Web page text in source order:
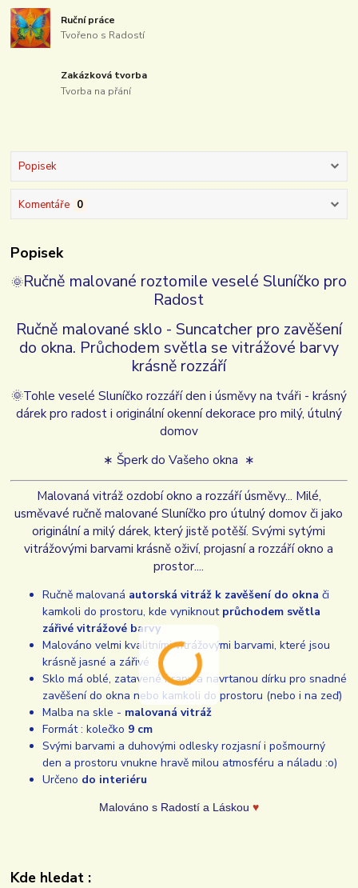
Ruční práce
Tvořeno s Radostí
Zakázková tvorba
Tvorba na přání
Popisek
Komentáře 0
Popisek
🌞Ručně malované roztomile veselé Sluníčko pro
Radost
Ručně malované sklo - Suncatcher pro zavěšení
do okna. Průchodem světla se vitrážové barvy
krásně rozzáří
🌞Tohle veselé Sluníčko rozzáří den i úsměvy na tváři - krásný
dárek pro radost i originální okenní dekorace pro milý, útulný
domov
∗ Šperk do Vašeho okna ∗
Malovaná vitráž ozdobí okno a rozzáří úsměvy... Milé,
usměvavé ručně malované Sluníčko pro útulný domov či jako
originální a milý dárek, který jistě potěší. Svými sytými
vitrážovými barvami krásně oživí, projasní a rozzáří okno a
prostor....
Ručně malovaná autorská vitráž k zavěšení do okna či
kamkoli do prostoru, kde vyniknoutprůchodem světla
zářivé vitrážové barvy
Malováno velmi kvalitními vitrážovými barvami, které jsou
krásně jasné a zářivé
Sklo má oblé, zatavené hrany a navrtanou dírku pro snadné
zavěšení do okna nebo kamkoli do prostoru (nebo i na zeď)
Malba na skle - malovaná vitráž
Formát : kolečko 9 cm
Svými barvami a duhovými odlesky rozjasní i pošmourný
den a prostoru vnukne hravě milou atmosféru a náladu :o)
Určeno do interiéru
Malováno s Radostí a Láskou ♥
Kde hledat :